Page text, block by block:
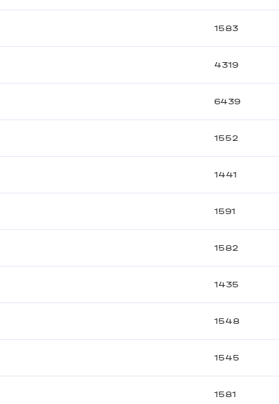
1583
4319
6439
1552
1441
1591
1582
1435
1548
1545
1581